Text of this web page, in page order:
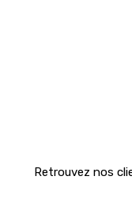
Retrouvez nos